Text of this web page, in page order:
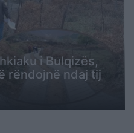
i Bulqizës,
rëndojnë ndaj tij